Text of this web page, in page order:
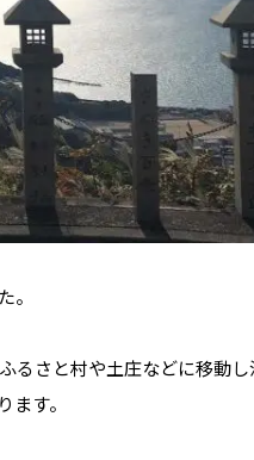
。
るさと村や土庄などに移動し
す。